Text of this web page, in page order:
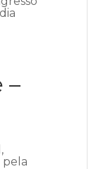
–
pela